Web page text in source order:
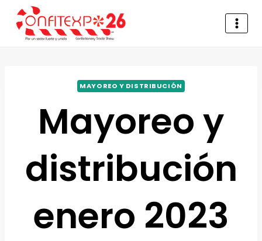
MAYOREO Y DISTRIBUCIÓN
Mayoreo y
distribución
enero 2023